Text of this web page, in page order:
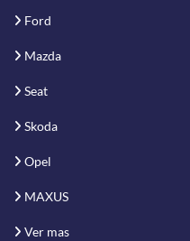
Ford
Mazda
Seat
Skoda
Opel
MAXUS
Ver mas